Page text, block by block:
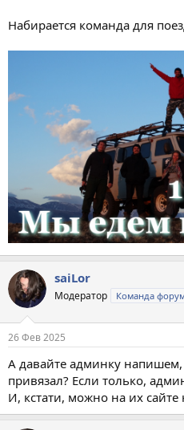
Набирается команда для
saiLor
Модератор Команда
26 Фев 2025
А давайте админку напишем,
привязал? Если только,
И, кстати, можно на их сайте